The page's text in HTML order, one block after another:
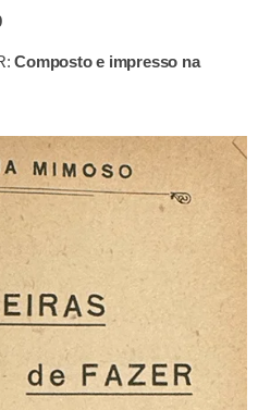
Composto e impresso na